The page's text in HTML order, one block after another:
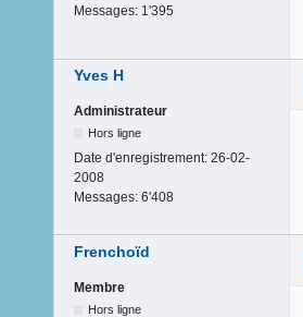
Messages: 1'395
Yves H
Administrateur
Hors ligne
Date d'enregistrement: 26-02-
2008
Messages: 6'408
Frenchoïd
Membre
Hors ligne